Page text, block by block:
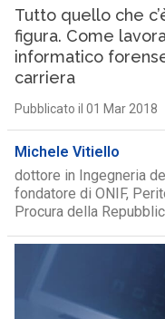
Tutto quello che
figura. Come
informatico
carriera
Pubblicato il 01 Mar 2018
Michele Vitiello
dottore in Ingegneria
fondatore di ONIF,
Procura della